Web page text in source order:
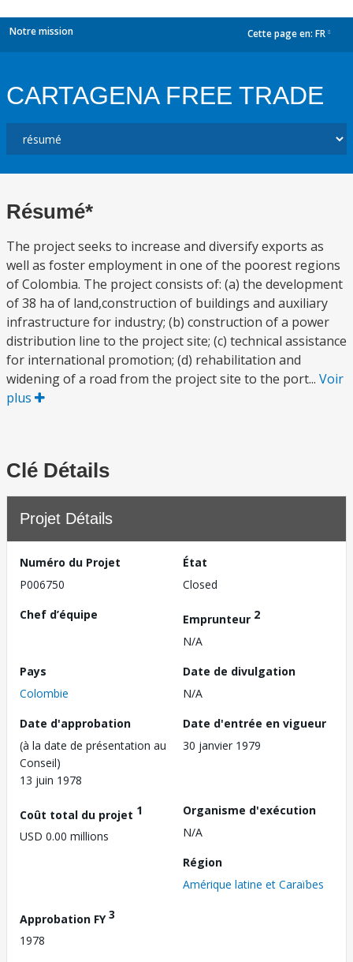
Notre mission Cette page en: FR
CARTAGENA FREE TRADE
Résumé*
The project seeks to increase and diversify exports as
well as foster employment in one of the poorest regions
of Colombia. The project consists of: (a) the development
of 38 ha of land,construction of buildings and auxiliary
infrastructure for industry; (b) construction of a power
distribution line to the project site; (c) technical assistance
for international promotion; (d) rehabilitation and
widening of a road from the project site to the port... Voir
plus
Clé Détails
Projet Détails
Numéro du Projet
P006750
État
Closed
Chef d’équipe
Emprunteur 2
N/A
Pays
Colombie
Date de divulgation
N/A
Date d'approbation
(à la date de présentation au
Conseil)
13 juin 1978
Date d'entrée en vigueur
30 janvier 1979
Coût total du projet 1
USD 0.00 millions
Organisme d'exécution
N/A
Région
Amérique latine et Caraïbes
Approbation FY3
1978